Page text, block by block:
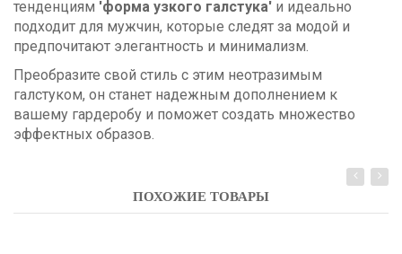
тенденциям 'форма узкого галстука' и идеально
подходит для мужчин, которые следят за модой и
предпочитают элегантность и минимализм.
Преобразите свой стиль с этим неотразимым
галстуком, он станет надежным дополнением к
вашему гардеробу и поможет создать множество
эффектных образов.
ПОХОЖИЕ ТОВАРЫ